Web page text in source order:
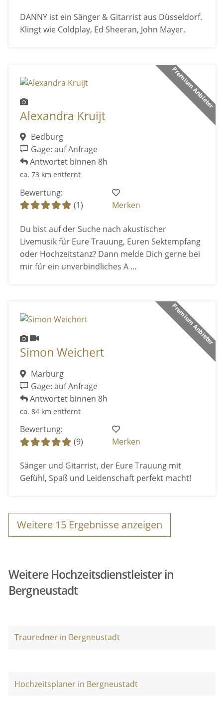
DANNY ist ein Sänger & Gitarrist aus Düsseldorf.
Klingt wie Coldplay, Ed Sheeran, John Mayer.
Premium Anbieter
Alexandra Kruijt
Bedburg
Gage: auf Anfrage
Antwortet binnen 8h
ca. 73 km entfernt
Bewertung:
(1)
Merken
Du bist auf der Suche nach akustischer
Livemusik für Eure Trauung, Euren Sektempfang
oder Hochzeitstanz? Dann melde Dich gerne bei
mir für ein unverbindliches A ...
Premium Anbieter
Simon Weichert
Marburg
Gage: auf Anfrage
Antwortet binnen 8h
ca. 84 km entfernt
Bewertung:
(9)
Merken
Sänger und Gitarrist, der Eure Trauung mit
Gefühl, Spaß und Leidenschaft perfekt macht!
Weitere 15 Ergebnisse anzeigen
Weitere Hochzeitsdienstleister in
Bergneustadt
Trauredner in Bergneustadt
Hochzeitsplaner in Bergneustadt